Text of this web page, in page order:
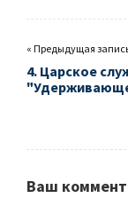
« Предыдущая
4. Царское
Ваш